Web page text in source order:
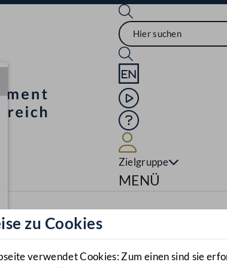
Sprache English
Mediathek
Hilfe
Zielgruppe
MENÜ
zu Cookies
verwendet Cookies: Zum einen sind sie